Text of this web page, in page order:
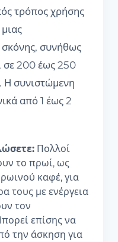
τρόπος χρήσης
σκόνης, συνήθως
σε 200 έως 250
Η συνιστώμενη
από 1 έως 2
Πολλοί
το πρωί, ως
καφέ, για
τους με ενέργεια
τον
επίσης να
την άσκηση για